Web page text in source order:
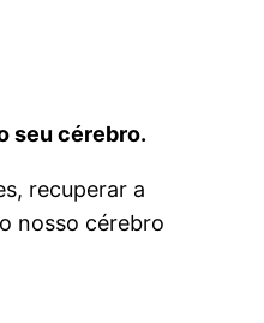
seu cérebro.
recuperar a
nosso cérebro